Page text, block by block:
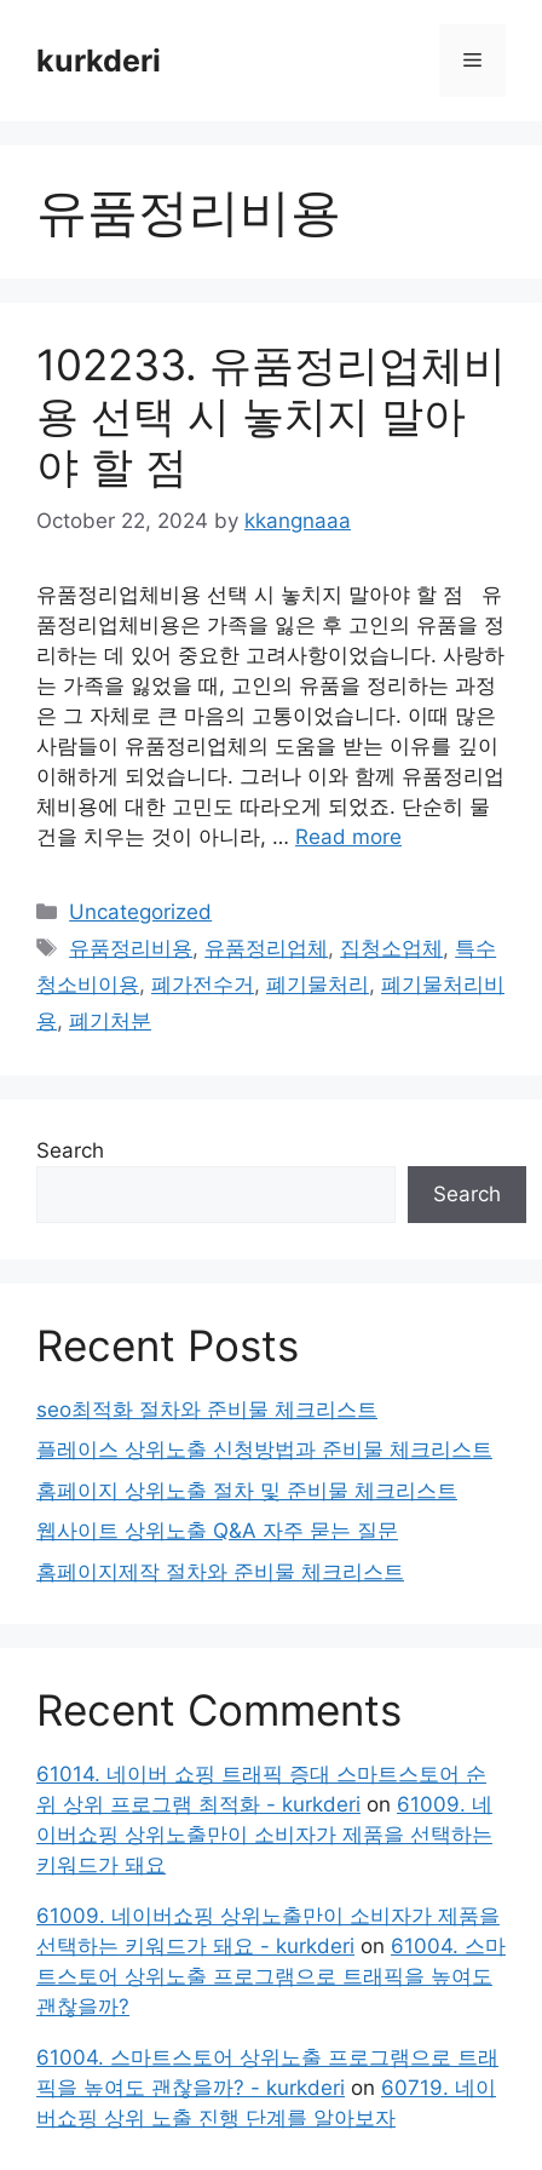
contentkurkderi Menu
유품정리비용
102233. 유품정리업체비
용 선택 시 놓치지 말아
야 할 점
October 22, 2024 by kkangnaaa
유품정리업체비용 선택 시 놓치지 말아야 할 점 유
품정리업체비용은 가족을 잃은 후 고인의 유품을 정
리하는 데 있어 중요한 고려사항이었습니다. 사랑하
는 가족을 잃었을 때, 고인의 유품을 정리하는 과정
은 그 자체로 큰 마음의 고통이었습니다. 이때 많은
사람들이 유품정리업체의 도움을 받는 이유를 깊이
이해하게 되었습니다. 그러나 이와 함께 유품정리업
체비용에 대한 고민도 따라오게 되었죠. 단순히 물
건을 치우는 것이 아니라, … Read more
Categories
Uncategorized
Tags
유품정리비용, 유품정리업체 , 집청소업체 , 특수
청소비이용, 폐가전수거 , 폐기물처리 , 폐기물처리비
용, 폐기처분
Search
Search
Recent Posts
seo최적화 절차와 준비물 체크리스트
플레이스 상위노출 신청방법과 준비물 체크리스트
홈페이지 상위노출 절차 및 준비물 체크리스트
웹사이트 상위노출 Q&A 자주 묻는 질문
홈페이지제작 절차와 준비물 체크리스트
Recent Comments
61014. 네이버 쇼핑 트래픽 증대 스마트스토어 순
위 상위 프로그램 최적화 - kurkderi on 61009. 네
이버쇼핑 상위노출만이 소비자가 제품을 선택하는
키워드가 돼요
61009. 네이버쇼핑 상위노출만이 소비자가 제품을
선택하는 키워드가 돼요 - kurkderi on 61004. 스마
트스토어 상위노출 프로그램으로 트래픽을 높여도
괜찮을까?
61004. 스마트스토어 상위노출 프로그램으로 트래
픽을 높여도 괜찮을까? - kurkderi on 60719. 네이
버쇼핑 상위 노출 진행 단계를 알아보자